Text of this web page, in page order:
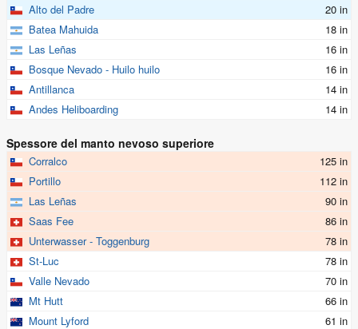
Alto del Padre
20 in
Batea Mahuida
18 in
Las Leñas
16 in
Bosque Nevado - Huilo huilo
16 in
Antillanca
14 in
Andes Heliboarding
14 in
Spessore del manto nevoso superiore
Corralco
125 in
Portillo
112 in
Las Leñas
90 in
Saas Fee
86 in
Unterwasser - Toggenburg
78 in
St-Luc
78 in
Valle Nevado
70 in
Mt Hutt
66 in
Mount Lyford
61 in